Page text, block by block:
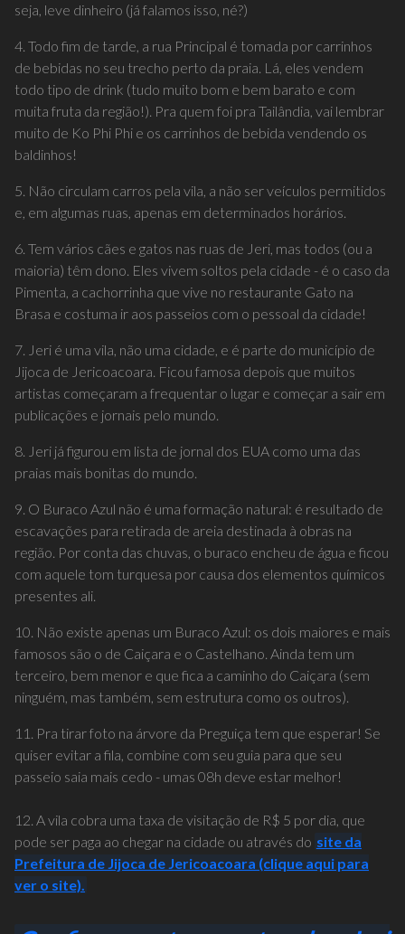
seja, leve dinheiro (já falamos isso, né?)
4. Todo fim de tarde, a rua Principal é tomada por carrinhos
de bebidas no seu trecho perto da praia. Lá, eles vendem
todo tipo de drink (tudo muito bom e bem barato e com
muita fruta da região!). Pra quem foi pra Tailândia, vai lembrar
muito de Ko Phi Phi e os carrinhos de bebida vendendo os
baldinhos!
5. Não circulam carros pela vila, a não ser veículos permitidos
e, em algumas ruas, apenas em determinados horários.
6. Tem vários cães e gatos nas ruas de Jeri, mas todos (ou a
maioria) têm dono. Eles vivem soltos pela cidade - é o caso da
Pimenta, a cachorrinha que vive no restaurante Gato na
Brasa e costuma ir aos passeios com o pessoal da cidade!
7. Jeri é uma vila, não uma cidade, e é parte do município de
Jijoca de Jericoacoara. Ficou famosa depois que muitos
artistas começaram a frequentar o lugar e começar a sair em
publicações e jornais pelo mundo.
8. Jeri já figurou em lista de jornal dos EUA como uma das
praias mais bonitas do mundo.
9. O Buraco Azul não é uma formação natural: é resultado de
escavações para retirada de areia destinada à obras na
região. Por conta das chuvas, o buraco encheu de água e ficou
com aquele tom turquesa por causa dos elementos químicos
presentes ali.
10. Não existe apenas um Buraco Azul: os dois maiores e mais
famosos são o de Caiçara e o Castelhano. Ainda tem um
terceiro, bem menor e que fica a caminho do Caiçara (sem
ninguém, mas também, sem estrutura como os outros).
11. Pra tirar foto na árvore da Preguiça tem que esperar! Se
quiser evitar a fila, combine com seu guia para que seu
passeio saia mais cedo - umas 08h deve estar melhor!
12. A vila cobra uma taxa de visitação de R$ 5 por dia, que
pode ser paga ao chegar na cidade ou através do site da
Prefeitura de Jijoca de Jericoacoara (clique aqui para
ver o site).